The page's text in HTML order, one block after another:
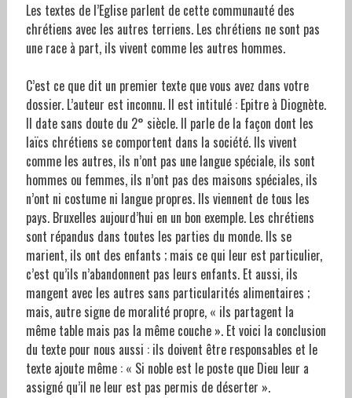
Les textes de l’Eglise parlent de cette communauté des
chrétiens avec les autres terriens. Les chrétiens ne sont pas
une race à part, ils vivent comme les autres hommes.
C’est ce que dit un premier texte que vous avez dans votre
dossier. L’auteur est inconnu. Il est intitulé : Epitre à Diognète.
Il date sans doute du 2° siècle. Il parle de la façon dont les
laïcs chrétiens se comportent dans la société. Ils vivent
comme les autres, ils n’ont pas une langue spéciale, ils sont
hommes ou femmes, ils n’ont pas des maisons spéciales, ils
n’ont ni costume ni langue propres. Ils viennent de tous les
pays. Bruxelles aujourd’hui en un bon exemple. Les chrétiens
sont répandus dans toutes les parties du monde. Ils se
marient, ils ont des enfants ; mais ce qui leur est particulier,
c’est qu’ils n’abandonnent pas leurs enfants. Et aussi, ils
mangent avec les autres sans particularités alimentaires ;
mais, autre signe de moralité propre, « ils partagent la
même table mais pas la même couche ». Et voici la conclusion
du texte pour nous aussi : ils doivent être responsables et le
texte ajoute même : « Si noble est le poste que Dieu leur a
assigné qu’il ne leur est pas permis de déserter ».